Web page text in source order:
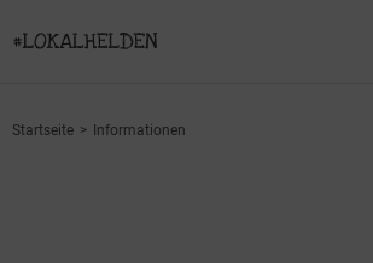
Startseite Informationen